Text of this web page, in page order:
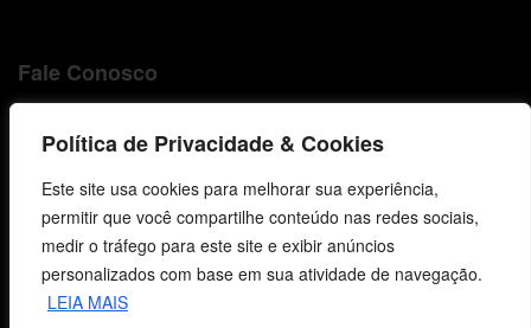
Política de Privacidade & Cookies
Este site usa cookies para melhorar sua experiência,
permitir que você compartilhe conteúdo nas redes sociais,
medir o tráfego para este site e exibir anúncios
personalizados com base em sua atividade de navegação.
LEIA MAIS
Fale Conosco
vendas@cebi.org.br
comunicacao@cebi.org.br
WhatsApp / Vendas
+55 (51) 99734-4518
WhatsApp / Comunicação